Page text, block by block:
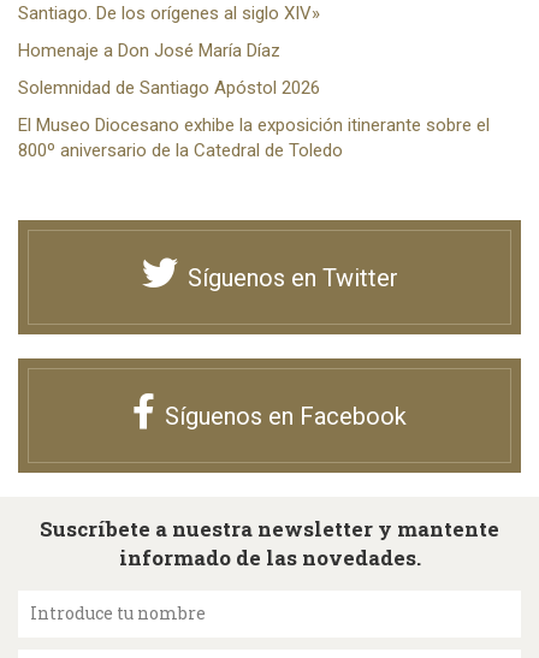
Santiago. De los orígenes al siglo XIV»
Homenaje a Don José María Díaz
Solemnidad de Santiago Apóstol 2026
El Museo Diocesano exhibe la exposición itinerante sobre el
800º aniversario de la Catedral de Toledo
Síguenos en Twitter
Síguenos en Facebook
Suscríbete a nuestra newsletter y mantente
informado de las novedades.
Introduce tu nombre